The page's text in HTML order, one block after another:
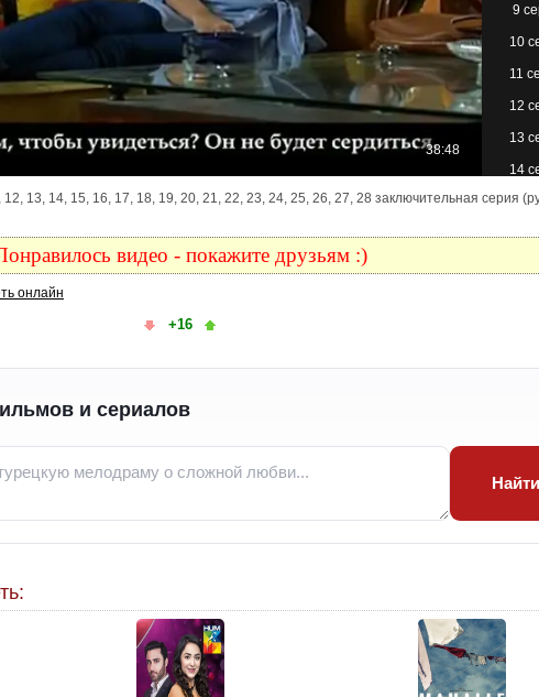
9
10
11
12
13
14
15
24
25
28
12, 13, 14, 15, 16, 17, 18, 19, 20, 21, 22, 23, 24, 25, 26, 27, 28 заключительная серия
видео - покажите друзьям :)
онлайн
+16
и сериалов
Найти